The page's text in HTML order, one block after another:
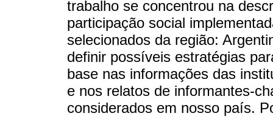
trabalho se concentrou na
participação social
selecionados da região:
definir possíveis estratégias
base nas informações das
e nos relatos de informantes-
considerados em nosso país.